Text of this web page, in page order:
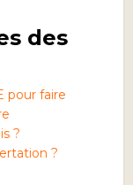
des
pour faire
?
?